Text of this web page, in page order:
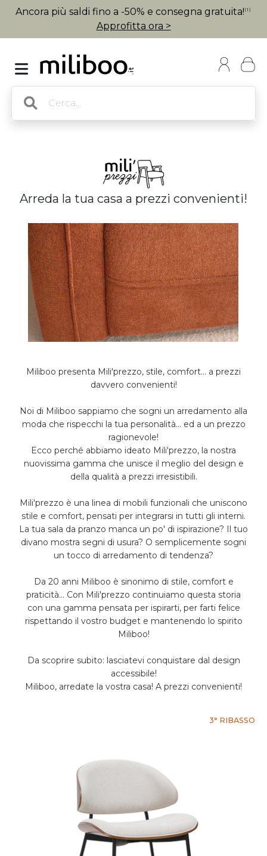
Ancora più saldi fino a -50% e consegna gratuita! (1)
Approfitta ora >
Arreda la tua casa a prezzi convenienti!
Miliboo presenta Mili'prezzo, stile, comfort... a prezzi
davvero convenienti!
Noi di Miliboo sappiamo che sogni un arredamento alla
moda che rispecchi la tua personalità... ed a un prezzo
ragionevole!
Ecco perché abbiamo ideato Mili'prezzo, la nostra
nuovissima gamma che unisce il meglio del design e
della qualità a prezzi irresistibili.
Mili'prezzo è una linea di mobili funzionali che uniscono
stile e comfort, pensati per integrarsi in tutti gli interni.
La tua sala da pranzo manca un po' di ispirazione? Il tuo
divano mostra segni di usura? O semplicemente sogni
un tocco di arredamento di tendenza?
Da 20 anni Miliboo è sinonimo di stile, comfort e
praticità... Con Mili'prezzo continuiamo questa storia
con una gamma pensata per ispirarti, per farti felice
rispettando il vostro budget e mantenendo lo spirito
Miliboo!
Da scoprire subito: lasciatevi conquistare dal design
accessibile!
Miliboo, arredate la vostra casa! A prezzi convenienti!
3° RIBASSO